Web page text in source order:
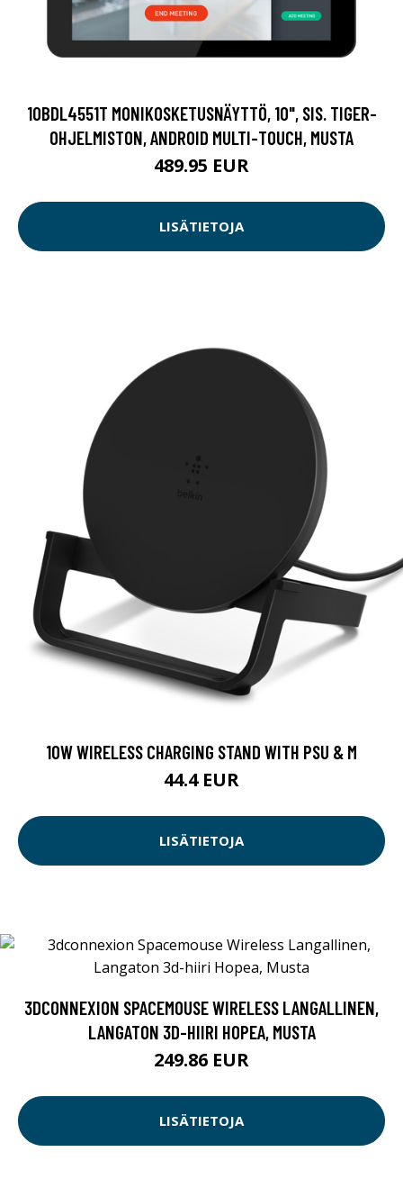
10BDL4551T MONIKOSKETUSNÄYTTÖ, 10", SIS. TIGER-
OHJELMISTON, ANDROID MULTI-TOUCH, MUSTA
489.95 EUR
LISÄTIETOJA
10W WIRELESS CHARGING STAND WITH PSU & M
44.4 EUR
LISÄTIETOJA
3DCONNEXION SPACEMOUSE WIRELESS LANGALLINEN,
LANGATON 3D-HIIRI HOPEA, MUSTA
249.86 EUR
LISÄTIETOJA